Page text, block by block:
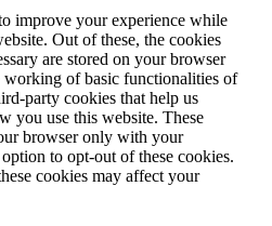
improve your experience while
Out of these, the cookies
are stored on your browser
working of basic functionalities of
party cookies that help us
you use this website. These
browser only with your
to opt-out of these cookies.
cookies may affect your